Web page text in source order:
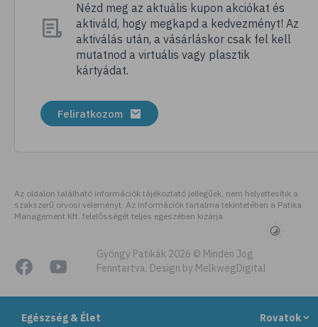
Egészség & Élet Rovatok
# nordic walking
# meditálás
# allergia
# kertészkedés
# netfüggőség
# szenvedélybetegség
# futás
# kocogás
# cyberbullying
Nézd meg az aktuális kupon akciókat és
aktiváld, hogy megkapd a kedvezményt! Az
aktiválás után, a vásárláskor csak fel kell
mutatnod a virtuális vagy plasztik
kártyádat.
Feliratkozom
Az oldalon található információk tájékoztató jellegűek, nem helyettesítik a
szakszerű orvosi véleményt. Az információk tartalma tekintetében a Patika
Management Kft. felelősségét teljes egészében kizárja
Gyöngy Patikák 2026 © Minden Jog
Fenntartva. Design by MelkwegDigital